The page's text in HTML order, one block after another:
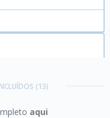
(13)
aqui